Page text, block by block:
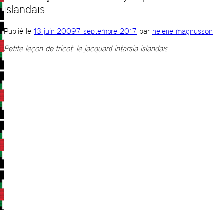
islandais
Publié le 13 juin 20097 septembre 2017 par helene magnusson
Petite leçon de tricot: le jacquard intarsia islandais